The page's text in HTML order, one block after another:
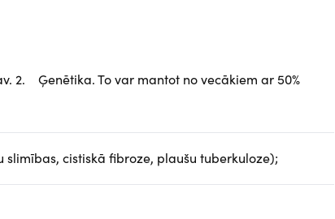
2. Ģenētika. To var mantot no vecākiem ar 50%
cistiskā fibroze, plaušu tuberkuloze);